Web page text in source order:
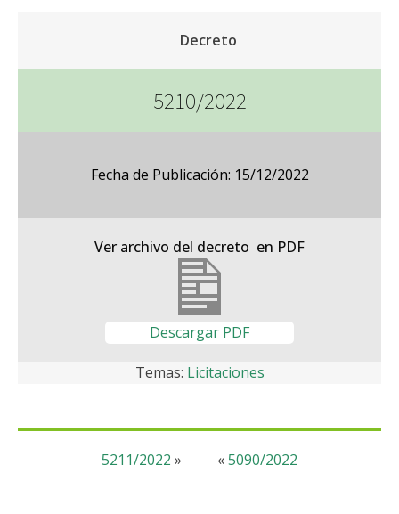
Decreto
5210/2022
Fecha de Publicación: 15/12/2022
Ver archivo del decreto en PDF
Descargar PDF
Temas: Licitaciones
«5090/2022
5211/2022 »